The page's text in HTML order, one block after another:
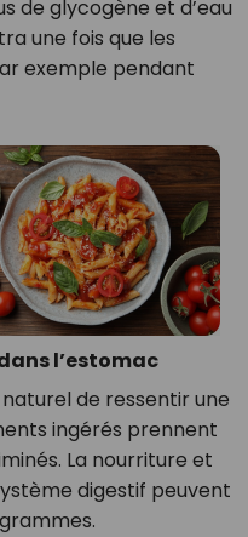
de glycogène et d’eau
une fois que les
exemple pendant
l’estomac
de ressentir une
ingérés prennent
La nourriture et
digestif peuvent